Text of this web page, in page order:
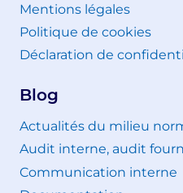
Mentions légales
Politique de cookies
Déclaration de
Blog
Actualités du milieu
Audit interne, audit
Communication interne